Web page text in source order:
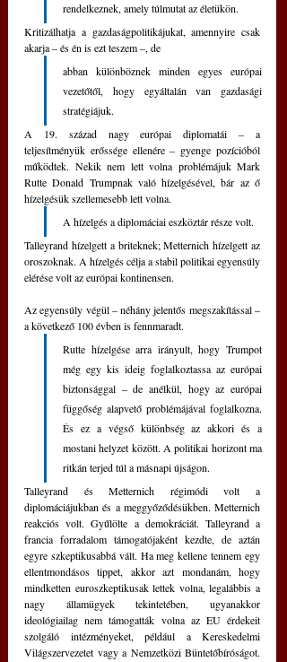
rendelkeznek, amely túlmutat az életükön.
Kritizálhatja a gazdaságpolitikájukat, amennyire csak
akarja – és én is ezt teszem –, de
abban különböznek minden egyes európai
vezetőtől, hogy egyáltalán van gazdasági
stratégiájuk.
A 19. század nagy európai diplomatái – a
teljesítményük erőssége ellenére – gyenge pozícióból
működtek. Nekik nem lett volna problémájuk Mark
Rutte Donald Trumpnak való hízelgésével, bár az ő
hízelgésük szellemesebb lett volna.
A hízelgés a diplomáciai eszköztár része volt.
Talleyrand hízelgett a briteknek; Metternich hízelgett az
oroszoknak. A hízelgés célja a stabil politikai egyensúly
elérése volt az európai kontinensen.
Az egyensúly végül – néhány jelentős megszakítással –
a következő 100 évben is fennmaradt.
Rutte hízelgése arra irányult, hogy Trumpot
még egy kis ideig foglalkoztassa az európai
biztonsággal – de anélkül, hogy az európai
függőség alapvető problémájával foglalkozna.
És ez a végső különbség az akkori és a
mostani helyzet között. A politikai horizont ma
ritkán terjed túl a másnapi újságon.
Talleyrand és Metternich régimódi volt a
diplomáciájukban és a meggyőződésükben. Metternich
reakciós volt. Gyűlölte a demokráciát. Talleyrand a
francia forradalom támogatójaként kezdte, de aztán
egyre szkeptikusabbá vált. Ha meg kellene tennem egy
ellentmondásos tippet, akkor azt mondanám, hogy
mindketten euroszkeptikusak lettek volna, legalábbis a
nagy államügyek tekintetében, ugyanakkor
ideológiailag nem támogatták volna az EU érdekeit
szolgáló intézményeket, például a Kereskedelmi
Világszervezetet vagy a Nemzetközi Büntetőbíróságot.